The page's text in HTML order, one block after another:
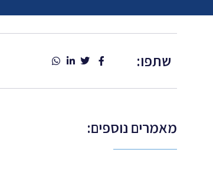
שתפו:
מאמרים נוספים: